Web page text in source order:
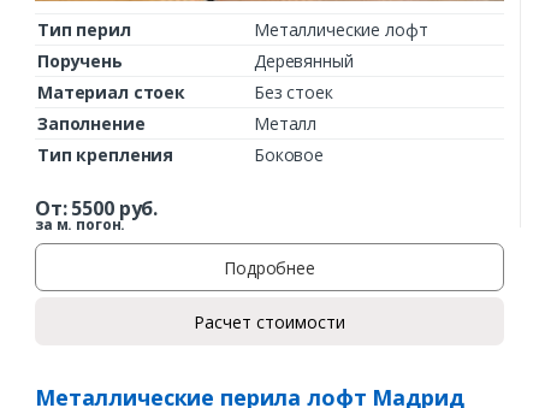
Тип перил
Металлические лофт
Поручень
Деревянный
Материал стоек
Без стоек
Заполнение
Металл
Тип крепления
Боковое
От:5500руб.
за м. погон.
Подробнее
Расчет стоимости
Металлические перила лофт Мадрид